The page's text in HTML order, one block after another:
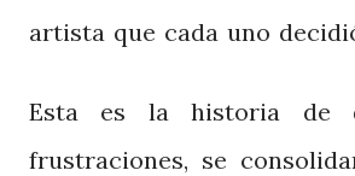
artista que cada uno
Esta es la historia de
frustraciones, se